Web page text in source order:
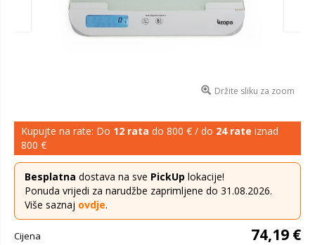
Držite sliku za zoom
Kupujte na rate: Do 12 rata do 800 € / do 24 rate iznad
800 €
Besplatna dostava na sve PickUp lokacije!
Ponuda vrijedi za narudžbe zaprimljene do 31.08.2026.
Više saznaj ovdje.
Cijena 74,19 €